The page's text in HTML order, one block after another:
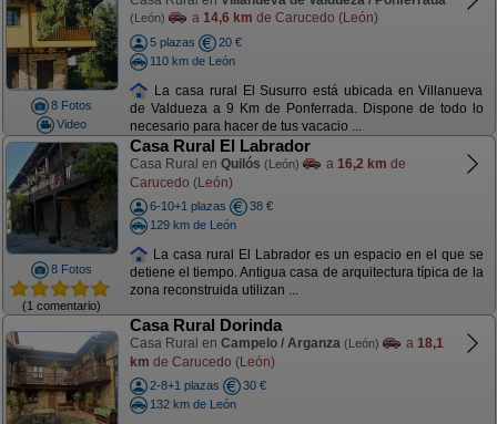
8 Fotos
Video
(León) a 14,6 km de Carucedo (León)
5 plazas
20 €
110 km de León
La casa rural El Susurro está ubicada en Villanueva
de Valdueza a 9 Km de Ponferrada. Dispone de todo lo
necesario para hacer de tus vacacio ...
8 Fotos
(1 comentario)
Casa Rural El Labrador
Casa Rural en Quilós (León) a 16,2 km de
Carucedo (León)
6-10+1 plazas
38 €
129 km de León
La casa rural El Labrador es un espacio en el que se
detiene el tiempo. Antigua casa de arquitectura típica de la
zona reconstruida utilizan ...
Casa Rural Dorinda
Casa Rural en Campelo / Arganza (León) a 18,1
km de Carucedo (León)
2-8+1 plazas
30 €
132 km de León